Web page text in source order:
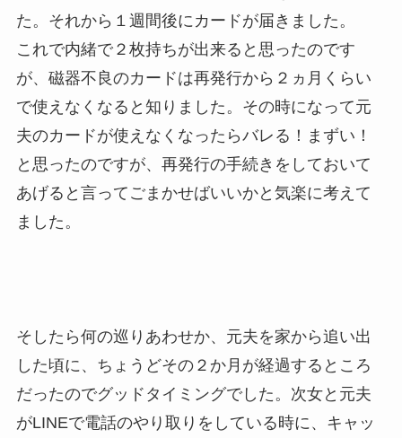
た。それから１週間後にカードが届きました。
これで内緒で２枚持ちが出来ると思ったのです
が、磁器不良のカードは再発行から２ヵ月くらい
で使えなくなると知りました。その時になって元
夫のカードが使えなくなったらバレる！まずい！
と思ったのですが、再発行の手続きをしておいて
あげると言ってごまかせばいいかと気楽に考えて
ました。
そしたら何の巡りあわせか、元夫を家から追い出
した頃に、ちょうどその２か月が経過するところ
だったのでグッドタイミングでした。次女と元夫
がLINEで電話のやり取りをしている時に、キャッ